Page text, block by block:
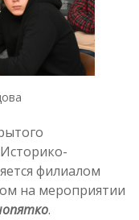
филиалом
на мероприятии
.